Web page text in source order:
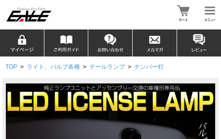
TOP > ライト、バルブ各種 > テールランプ > ナンバー灯